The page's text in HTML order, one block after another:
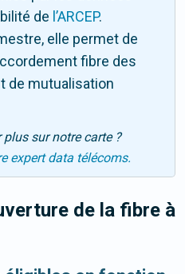
de l’ARCEP.
elle permet de
fibre des
de mutualisation
sur notre carte ?
expert data télécoms.
de la fibre à